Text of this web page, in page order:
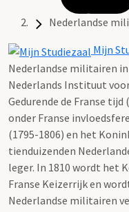
Nederlandse
Mijn
Nederlandse militairen
Nederlands Instituut
Gedurende de Franse
onder Franse
(1795-1806) en het
tienduizenden
leger. In 1810 wordt het
Franse Keizerrijk en
Nederlandse militairen